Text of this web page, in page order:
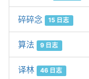
碎碎念 15 日志
算法 9 日志
译林 46 日志